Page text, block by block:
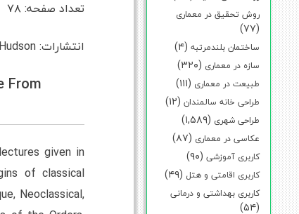
روش تحقیق در معماری
(۷۷)
ساختمان بلندمرتبه (۴)
سازه در معماری (۳۲۰)
طبیعت در معماری (۱۱۱)
طراحی خانه سالمندان (۱۲)
طراحی شهری (۱,۵۸۹)
عکاسی در معماری (۸۷)
کاربری آموزشی (۹۰)
کاربری اقامتی و هتل (۴۹)
کاربری بهداشتی و درمانی
(۵۴)
تعداد صفحه: ۷۸
انتشارات: Thames And Hudson
From
given in
of classical
Neoclassical,